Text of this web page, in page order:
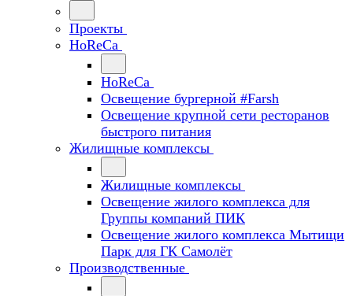
Проекты
HoReCa
HoReCa
Освещение бургерной #Farsh
Освещение крупной сети ресторанов
быстрого питания
Жилищные комплексы
Жилищные комплексы
Освещение жилого комплекса для
Группы компаний ПИК
Освещение жилого комплекса Мытищи
Парк для ГК Самолёт
Производственные